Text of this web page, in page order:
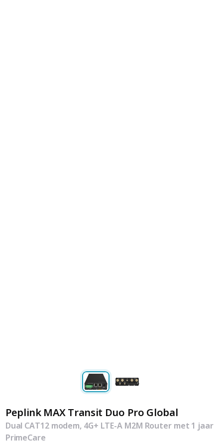
Peplink MAX Transit Duo Pro Global
Dual CAT12 modem, 4G+ LTE-A M2M Router met 1 jaar
PrimeCare